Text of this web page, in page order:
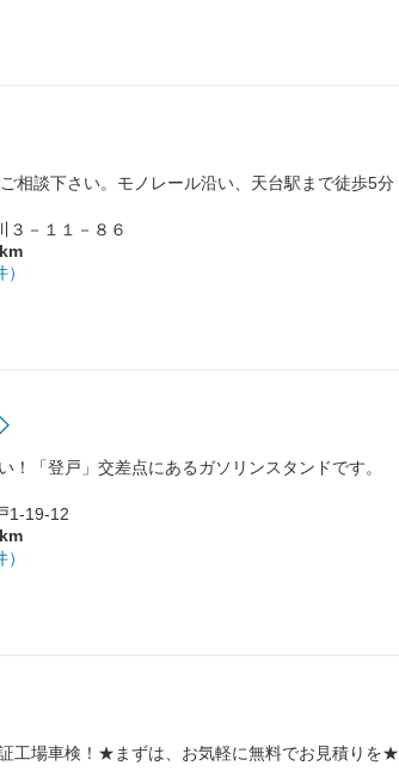
相談下さい。モノレール沿い、天台駅まで徒歩5分
３－１１－８６
）
「登戸」交差点にあるガソリンスタンドです。
1-19-12
）
工場車検！★まずは、お気軽に無料でお見積りを★